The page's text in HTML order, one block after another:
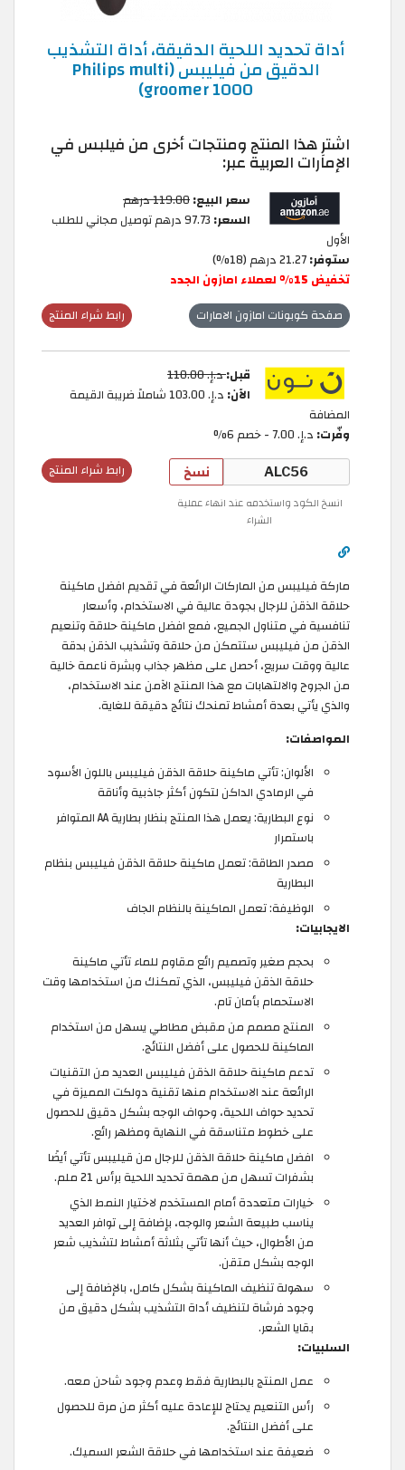
أداة تحديد اللحية الدقيقة، أداة التشذيب
الدقيق من فيليبس (Philips multi
groomer 1000)
اشترِ هذا المنتج ومنتجات أخرى من فيلبس في
الإمارات العربية عبر:
سعر البيع:119.00 درهم
السعر:
97.73 درهم توصيل مجاني للطلب
الأول
ستوفر:
تخفيض 15% لعملاء امازون الجدد
رابط شراء المنتج صفحة كوبونات امازون الامارات
قبل:د.إ.‏ 110.00
الآن:
د.إ.‏ 103.00 شاملاً ضريبة القيمة
المضافة
وفّرت: د.إ.‏ 7.00 - خصم 6%
رابط شراء المنتج نسخ
انسخ الكود واستخدمه عند انهاء عملية
الشراء
ماركة فيليبس من الماركات الرائعة في تقديم افضل ماكينة
حلاقة الذقن للرجال بجودة عالية في الاستخدام، وأسعار
تنافسية في متناول الجميع، فمع افضل ماكينة حلاقة وتنعيم
الذقن من فيليبس ستتمكن من حلاقة وتشذيب الذقن بدقة
عالية ووقت سريع، أحصل على مظهر جذاب وبشرة ناعمة خالية
من الجروح والالتهابات مع هذا المنتج الآمن عند الاستخدام،
والذي يأتي بعدة أمشاط تمنحك نتائج دقيقة للغاية.
المواصفات:
الألوان: تأتي ماكينة حلاقة الذقن فيليبس باللون الأسود
في الرمادي الداكن لتكون أكثر جاذبية وأناقة
نوع البطارية: يعمل هذا المنتج بنظار بطارية AA المتوافر
باستمرار
مصدر الطاقة: تعمل ماكينة حلاقة الذقن فيليبس بنظام
البطارية
الوظيفة: تعمل الماكينة بالنظام الجاف
الايجابيات:
بحجم صغير وتصميم رائع مقاوم للماء تأتي ماكينة
حلاقة الذقن فيليبس، الذي تمكنك من استخدامها وقت
الاستحمام بأمان تام.
المنتج مصمم من مقبض مطاطي يسهل من استخدام
الماكينة للحصول على أفضل النتائج.
تدعم ماكينة حلاقة الذقن فيليبس العديد من التقنيات
الرائعة عند الاستخدام منها تقنية دولكت المميزة في
تحديد حواف اللحية، وحواف الوجه بشكل دقيق للحصول
على خطوط متناسقة في النهاية ومظهر رائع.
افضل ماكينة حلاقة الذقن للرجال من قيليبس تأتي أيضًا
بشفرات تسهل من مهمة تحديد اللحية برأس 21 ملم.
خيارات متعددة أمام المستخدم لاختيار النمط الذي
يناسب طبيعة الشعر والوجه، بإضافة إلى توافر العديد
من الأطوال، حيث أنها تأتي بثلاثة أمشاط لتشذيب شعر
الوجه بشكل متقن.
سهولة تنظيف الماكينة بشكل كامل، بالإضافة إلى
وجود فرشاة لتنظيف أداة التشذيب بشكل دقيق من
بقايا الشعر.
السلبيات:
عمل المنتج بالبطارية فقط وعدم وجود شاحن معه.
رأس التنعيم يحتاج للإعادة عليه أكثر من مرة للحصول
على أفضل النتائج.
ضعيفة عند استخدامها في حلاقة الشعر السميك.